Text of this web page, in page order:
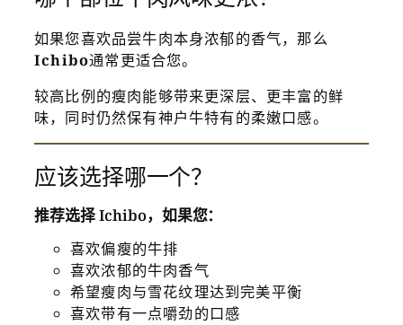
如果您喜欢品尝牛肉本身浓郁的香气，那么
Ichibo通常更适合您。
较高比例的瘦肉能够带来更深层、更丰富的鲜
味，同时仍然保有神户牛特有的柔嫩口感。
应该选择哪一个？
推荐选择 Ichibo，如果您：
喜欢偏瘦的牛排
喜欢浓郁的牛肉香气
希望瘦肉与雪花纹理达到完美平衡
喜欢带有一点嚼劲的口感